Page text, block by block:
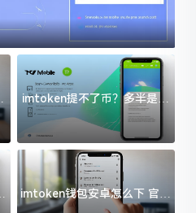
imtoken提不了币？多半是这
几件事没处理好
imtoken钱包安卓怎么下 官方
渠道避坑指南